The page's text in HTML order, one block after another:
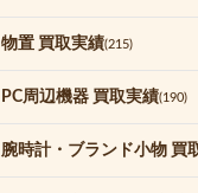
物置 買取実績(215)
PC周辺機器 買取実績(190)
腕時計・ブランド小物 買